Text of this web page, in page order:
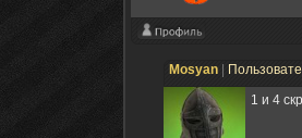
Mosyan
1 и 4